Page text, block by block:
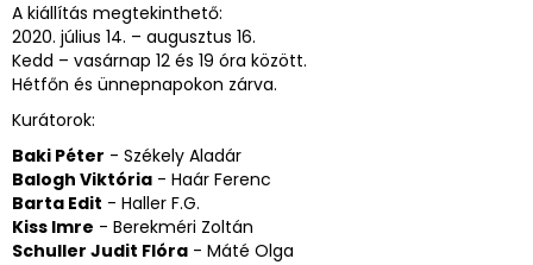
A kiállítás megtekinthető:
2020. július 14. – augusztus 16.
Kedd – vasárnap 12 és 19 óra között.
Hétfőn és ünnepnapokon zárva.
Kurátorok:
Baki Péter - Székely Aladár
Balogh Viktória - Haár Ferenc
Barta Edit - Haller F.G.
Kiss Imre - Berekméri Zoltán
Schuller Judit Flóra - Máté Olga